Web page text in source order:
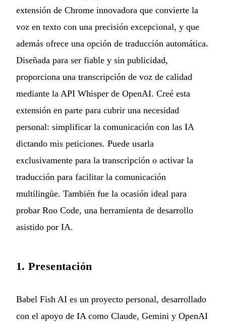
extensión de Chrome innovadora que convierte la
voz en texto con una precisión excepcional, y que
además ofrece una opción de traducción automática.
Diseñada para ser fiable y sin publicidad,
proporciona una transcripción de voz de calidad
mediante la API Whisper de OpenAI. Creé esta
extensión en parte para cubrir una necesidad
personal: simplificar la comunicación con las IA
dictando mis peticiones. Puede usarla
exclusivamente para la transcripción o activar la
traducción para facilitar la comunicación
multilingüe. También fue la ocasión ideal para
probar Roo Code, una herramienta de desarrollo
asistido por IA.
1. Presentación
Babel Fish AI es un proyecto personal, desarrollado
con el apoyo de IA como Claude, Gemini y OpenAI